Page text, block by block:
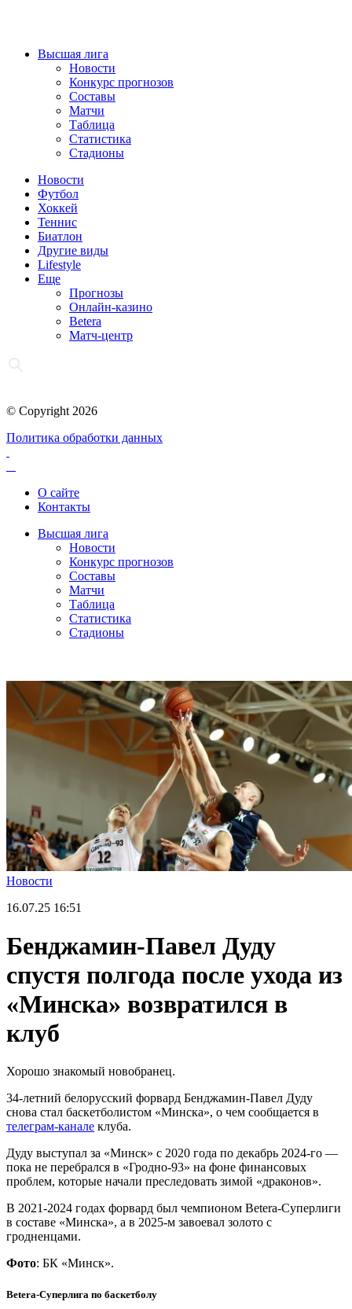
Высшая лига
Новости
Конкурс прогнозов
Составы
Матчи
Таблица
Статистика
Стадионы
Новости
Футбол
Хоккей
Теннис
Биатлон
Другие виды
Lifestyle
Еще
Прогнозы
Онлайн-казино
Betera
Матч-центр
© Copyright 2026
Политика обработки данных
О сайте
Контакты
Высшая лига
Новости
Конкурс прогнозов
Составы
Матчи
Таблица
Статистика
Стадионы
Новости
16.07.25 16:51
Бенджамин-Павел Дуду
спустя полгода после ухода из
«Минска» возвратился в
клуб
Хорошо знакомый новобранец.
34-летний белорусский форвард Бенджамин-Павел Дуду
снова стал баскетболистом «Минска», о чем сообщается в
телеграм-канале клуба.
Дуду выступал за «Минск» с 2020 года по декабрь 2024-го —
пока не перебрался в «Гродно-93» на фоне финансовых
проблем, которые начали преследовать зимой «драконов».
В 2021-2024 годах форвард был чемпионом Betera-Суперлиги
в составе «Минска», а в 2025-м завоевал золото с
гродненцами.
Фото: БК «Минск».
Betera-Суперлига по баскетболу